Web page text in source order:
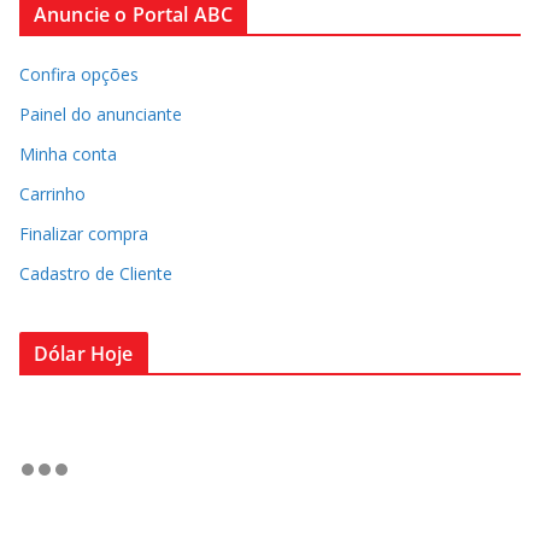
Anuncie o Portal ABC
Confira opções
Painel do anunciante
Minha conta
Carrinho
Finalizar compra
Cadastro de Cliente
Dólar Hoje